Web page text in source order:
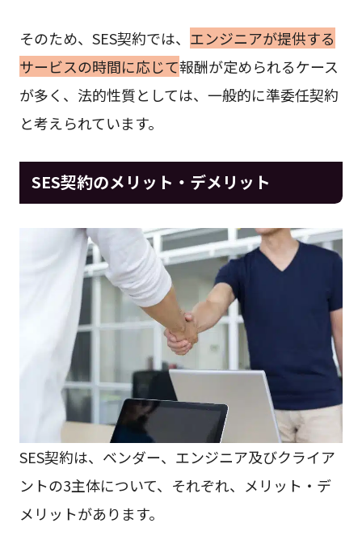
そのため、SES契約では、 エンジニアが提供する
サービスの時間に応じて報酬が定められるケース
が多く、法的性質としては、一般的に準委任契約
と考えられています。
SES契約のメリット・デメリット
SES契約は、ベンダー、エンジニア及びクライア
ントの3主体について、それぞれ、メリット・デ
メリットがあります。